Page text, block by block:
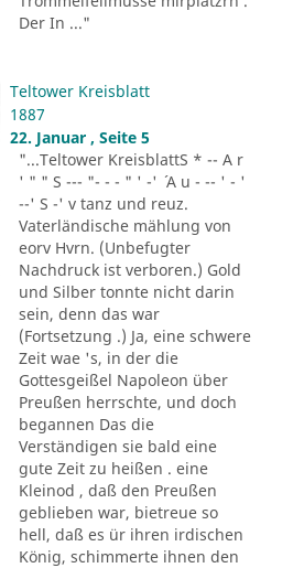
Der In ..."
Teltower Kreisblatt
1887
22. Januar , Seite 5
"...Teltower KreisblattS * -- A r
' " " S --- "- - - " ' -' ´ A u - -- ' - '
--' S -' v tanz und reuz.
Vaterländische mählung von
eorv Hvrn. (Unbefugter
Nachdruck ist verboren.) Gold
und Silber tonnte nicht darin
sein, denn das war
(Fortsetzung .) Ja, eine schwere
Zeit wae 's, in der die
Gottesgeißel Napoleon über
Preußen herrschte, und doch
begannen Das die
Verständigen sie bald eine
gute Zeit zu heißen . eine
Kleinod , daß den Preußen
geblieben war, bietreue so
hell, daß es ür ihren irdischen
König, schimmerte ihnen den